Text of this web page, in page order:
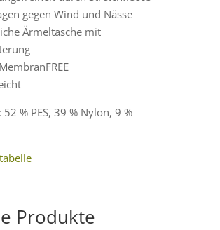
gegen Wind und Nässe
Ärmeltasche mit
% PES, 39 % Nylon, 9 %
Produkte